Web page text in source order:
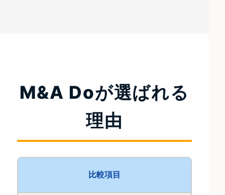
M&A Doが選ばれる
理由
比較項目